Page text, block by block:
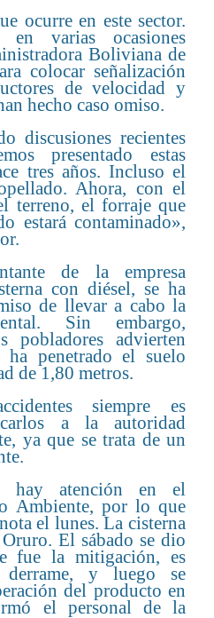
ocurre en este sector.
en varias ocasiones
Boliviana de
colocar señalización
de velocidad y
hecho caso omiso.
discusiones recientes
presentado estas
tres años. Incluso el
Ahora, con el
terreno, el forraje que
estará contaminado»,
de la empresa
con diésel, se ha
de llevar a cabo la
Sin embargo,
pobladores advierten
penetrado el suelo
de 1,80 metros.
siempre es
a la autoridad
ya que se trata de un
hay atención en el
Ambiente, por lo que
el lunes. La cisterna
El sábado se dio
fue la mitigación, es
y luego se
del producto en
el personal de la